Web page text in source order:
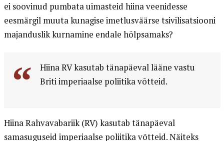
ei soovinud pumbata uimasteid hiina veenidesse
eesmärgil muuta kunagise imetlusväärse tsivilisatsiooni
majanduslik kurnamine endale hõlpsamaks?
Hiina RV kasutab tänapäeval lääne vastu
Briti imperiaalse poliitika võtteid.
Hiina Rahvavabariik (RV) kasutab tänapäeval
samasuguseid imperiaalse poliitika võtteid. Näiteks